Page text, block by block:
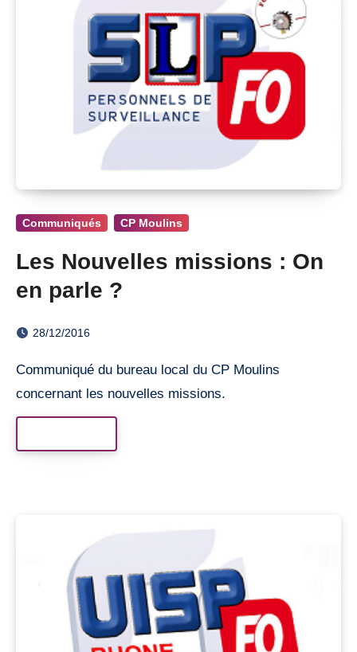
Communiqués CP Moulins
Les Nouvelles missions : On
en parle ?
28/12/2016
Communiqué du bureau local du CP Moulins
concernant les nouvelles missions.